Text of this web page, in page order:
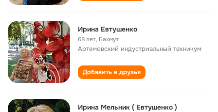
Ирина Евтушенко
68 лет, Бахмут
Артемовский индустриальный техникум
Добавить в друзья
Ирина Мельник ( Евтушенко )